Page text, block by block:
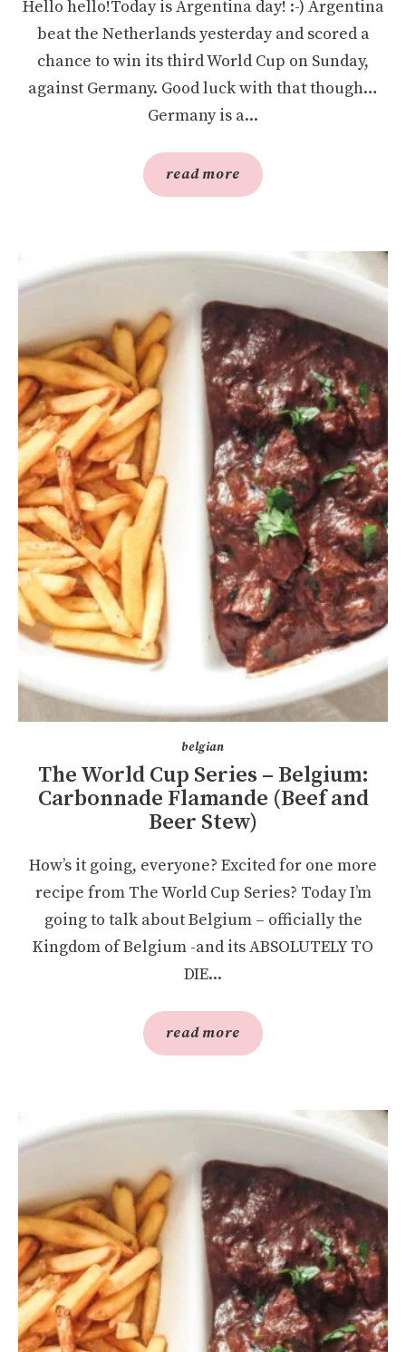
Hello hello!Today is Argentina day! :-) Argentina
beat the Netherlands yesterday and scored a
chance to win its third World Cup on Sunday,
against Germany. Good luck with that though…
Germany is a...
read more
belgian
The World Cup Series – Belgium:
Carbonnade Flamande (Beef and
Beer Stew)
How’s it going, everyone? Excited for one more
recipe from The World Cup Series? Today I’m
going to talk about Belgium – officially the
Kingdom of Belgium -and its ABSOLUTELY TO
DIE...
read more